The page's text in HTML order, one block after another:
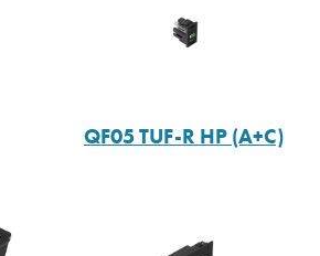
QF05 TUF-R HP (A+C)